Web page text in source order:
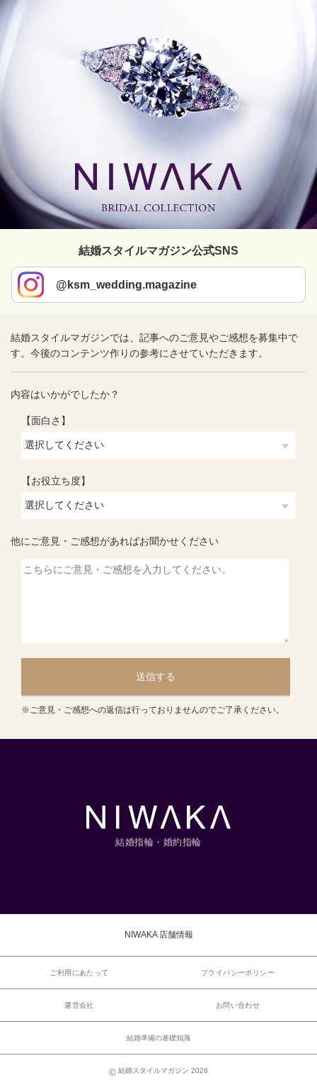
結婚スタイルマガジン公式SNS
@ksm_wedding.magazine
結婚スタイルマガジンでは、記事へのご意見やご感想を募集中で
す。今後のコンテンツ作りの参考にさせていただきます。
内容はいかがでしたか？
【面白さ】
【お役立ち度】
他にご意見・ご感想があればお聞かせください
送信する
※ご意見・ご感想への返信は行っておりませんのでご了承ください。
結婚指輪・婚約指輪
NIWAKA 店舗情報
ご利用にあたって プライバシーポリシー
運営会社 お問い合わせ
結婚準備の基礎知識
© 結婚スタイルマガジン 2026